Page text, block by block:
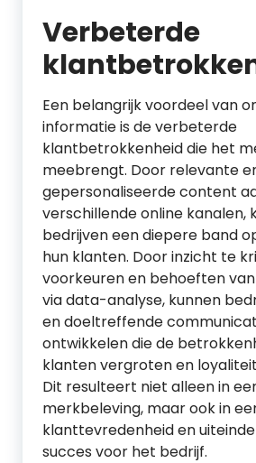
Verbeterde
Een belangrijk voordeel van
informatie is de verbeterde
klantbetrokkenheid die het
meebrengt. Door relevante
gepersonaliseerde content
verschillende online kanalen,
bedrijven een diepere band
hun klanten. Door inzicht te
voorkeuren en behoeften
via data-analyse, kunnen
en doeltreffende
ontwikkelen die de
klanten vergroten en
Dit resulteert niet alleen in
merkbeleving, maar ook in
klanttevredenheid en
succes voor het bedrijf.